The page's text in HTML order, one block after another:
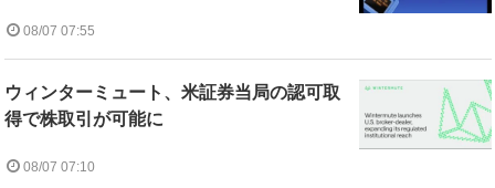
08/07 07:55
ウィンターミュート、米証券当局の認可取
得で株取引が可能に
08/07 07:10